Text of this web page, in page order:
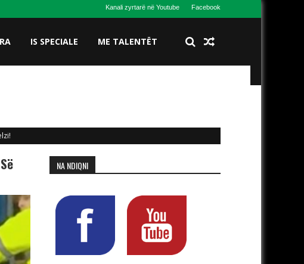
Kanali zyrtarë në Youtube Facebook
IS SPECIALE ME TALENTËT
NA NDIQNI